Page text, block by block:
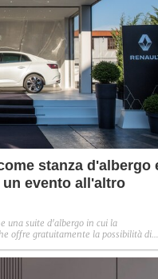
stanza d'albergo
evento all'altro
una suite d'albergo in cui la
offre gratuitamente la possibilità di
spostarsi da un evento all'altro, con